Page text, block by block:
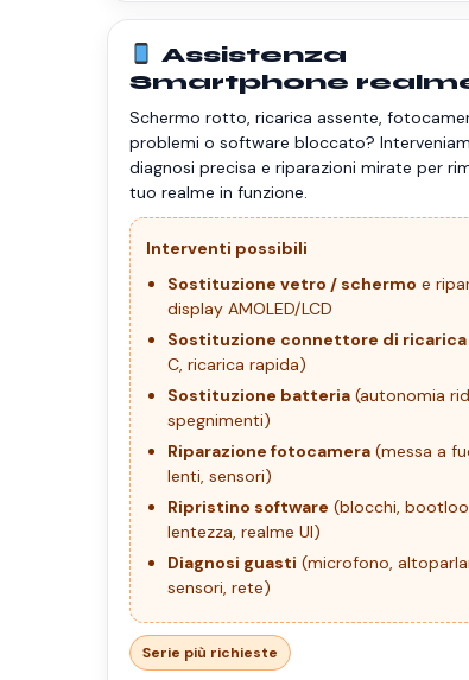
Assistenza
Smartphone
Schermo rotto, ricarica assente,
problemi o software bloccato?
diagnosi precisa e riparazioni mirate per
tuo realme in funzione.
Interventi possibili
Sostituzione vetro / schermo e
display AMOLED/LCD
Sostituzione connettore di ricarica
C, ricarica rapida)
Sostituzione batteria (autonomia
spegnimenti)
Riparazione fotocamera (messa a
lenti, sensori)
Ripristino software (blocchi,
lentezza, realme UI)
Diagnosi guasti (microfono,
sensori, rete)
Serie più richieste